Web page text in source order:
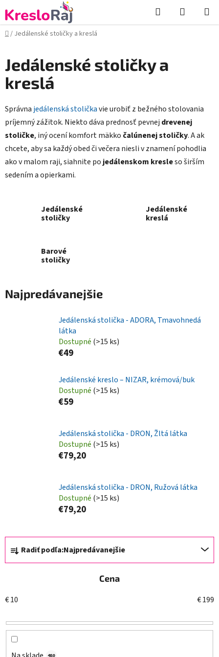
na
obsah
Hľadať
KOŠÍK
Domov
/ Jedálenské stoličky a kreslá
Jedálenské stoličky a
kreslá
Správna jedálenská stoličkavie urobiť z bežného stolovania
príjemný zážitok. Niekto dáva prednosť pevnej drevenej
stoličke, iný ocení komfort mäkko čalúnenej stoličky. A ak
chcete, aby sa každý obed či večera niesli v znamení pohodlia
ako v malom raji, siahnite po jedálenskom kresleso širším
sedením a opierkami.
Jedálenské
stoličky
Jedálenské
kreslá
Barové
stoličky
Najpredávanejšie
Jedálenská stolička - ADORA, Tmavohnedá
látka
Dostupné (>15 ks)
€49
Jedálenské kreslo – NIZAR, krémová/buk
Dostupné (>15 ks)
€59
Jedálenská stolička - DRON, Žltá látka
Dostupné (>15 ks)
€79,20
Jedálenská stolička - DRON, Ružová látka
Dostupné (>15 ks)
€79,20
R
a
d
i
e
p
Radiť podľa:Najpredávanejšie
Cena
€10 €199